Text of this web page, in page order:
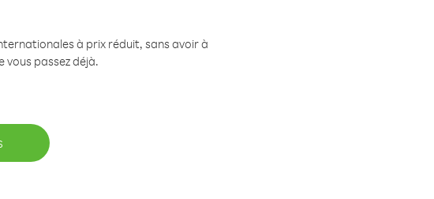
à prix réduit, sans avoir à
vous passez déjà.